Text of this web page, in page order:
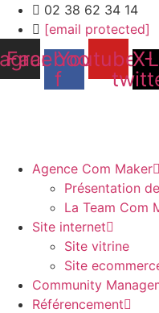
02 38 62 34 14
[email protected]
Facebook-
f
YoutubeX-
Agence Com Maker
Présentation
La Team Com
Site internet
Site vitrine
Site
Community
Référencement